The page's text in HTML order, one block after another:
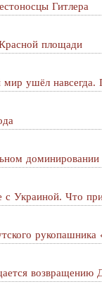
Гитлера
площади
ушёл навсегда.
с Украиной. Что
рукопашника
возвращению